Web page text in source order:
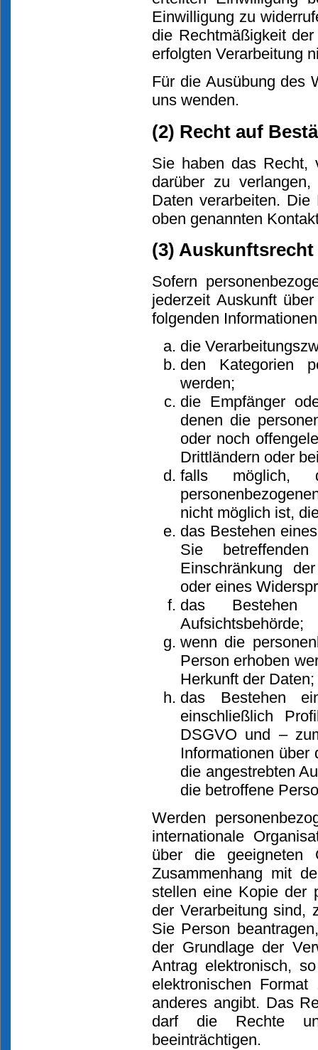
Einwilligung zu
die Rechtmäßigkeit
erfolgten Verarbeitung
Für die Ausübung des
uns wenden.
(2) Recht auf
Sie haben das Recht,
darüber zu
Daten verarbeiten.
oben genannten
(3) Auskunftsrecht
Sofern
jederzeit Auskunft
folgenden
die
den Kategorien
werden;
die Empfänger
denen die
oder noch
Drittländern oder
falls möglich,
nicht möglich ist,
das Bestehen
Sie
Einschränkung
oder eines
das Bestehen
Aufsichtsbehörde;
wenn die
Person erhoben
Herkunft der Daten;
das Bestehen
einschließlich
DSGVO und –
Informationen über
die angestrebten
die betroffene
Werden
internationale
über die geeigneten
Zusammenhang mit
stellen eine Kopie der
der Verarbeitung sind,
Sie Person
der Grundlage der
Antrag elektronisch,
elektronischen
anderes angibt. Das
darf die Rechte
beeinträchtigen.